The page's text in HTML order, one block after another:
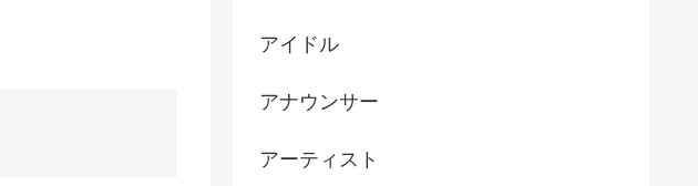
アイドル
アナウンサー
アーティスト